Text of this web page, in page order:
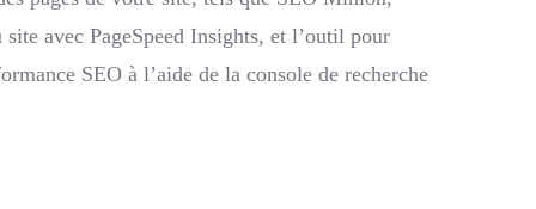
avec PageSpeed Insights, et l’outil pour
SEO à l’aide de la console de recherche